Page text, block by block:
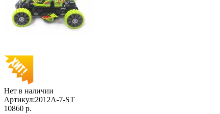
Нет в наличии
Артикул:2012A-7-ST
10860 р.